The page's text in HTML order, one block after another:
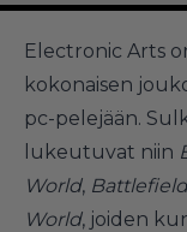
Electronic Arts
kokonaisen
pc-pelejään.
lukeutuvat niin
World,
World, joiden